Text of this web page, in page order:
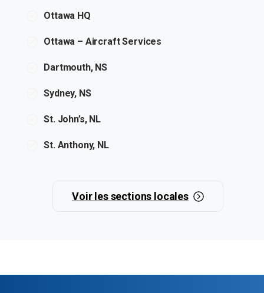
Ottawa HQ
Ottawa – Aircraft Services
Dartmouth, NS
Sydney, NS
St. John’s, NL
St. Anthony, NL
Voir les sections locales